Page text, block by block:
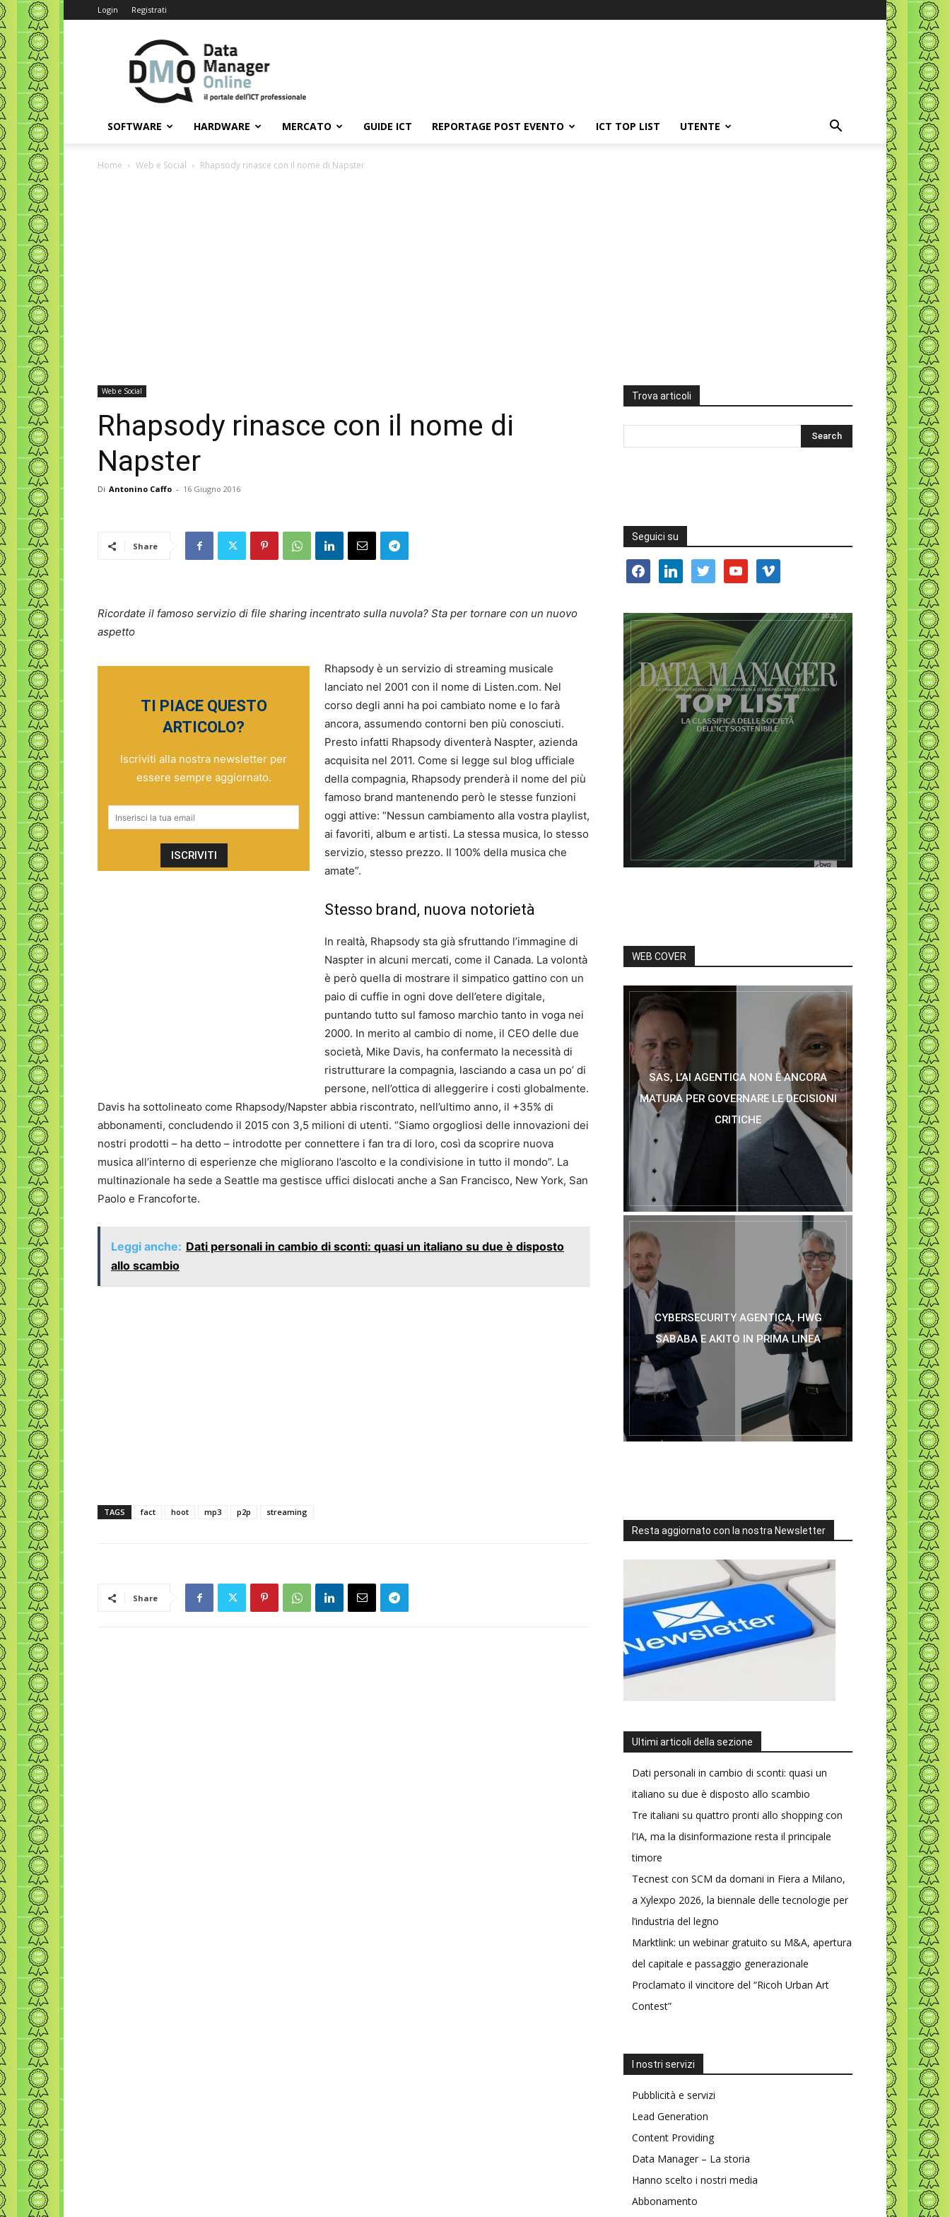
Login Registrati
Data
Manager
Online
SOFTWARE HARDWARE MERCATO GUIDE ICT REPORTAGE POST EVENTO ICT TOP LIST UTENTE
Home Web e Social Rhapsody rinasce con il nome di Napster
Web e Social
Rhapsody rinasce con il nome di
Napster
Di Antonino Caffo - 16 Giugno 2016
Share
Ricordate il famoso servizio di file sharing incentrato sulla nuvola? Sta per tornare con un nuovo
aspetto
TI PIACE QUESTO
ARTICOLO?
Iscriviti alla nostra newsletter per
essere sempre aggiornato.
Rhapsody è un servizio di streaming musicale
lanciato nel 2001 con il nome di Listen.com. Nel
corso degli anni ha poi cambiato nome e lo farà
ancora, assumendo contorni ben più conosciuti.
Presto infatti Rhapsody diventerà Naspter, azienda
acquisita nel 2011. Come si legge sul blog ufficiale
della compagnia, Rhapsody prenderà il nome del più
famoso brand mantenendo però le stesse funzioni
oggi attive: “Nessun cambiamento alla vostra playlist,
ai favoriti, album e artisti. La stessa musica, lo stesso
servizio, stesso prezzo. Il 100% della musica che
amate”.
Stesso brand, nuova notorietà
In realtà, Rhapsody sta già sfruttando l’immagine di
Naspter in alcuni mercati, come il Canada. La volontà
è però quella di mostrare il simpatico gattino con un
paio di cuffie in ogni dove dell’etere digitale,
puntando tutto sul famoso marchio tanto in voga nei
2000. In merito al cambio di nome, il CEO delle due
società, Mike Davis, ha confermato la necessità di
ristrutturare la compagnia, lasciando a casa un po’ di
persone, nell’ottica di alleggerire i costi globalmente.
Davis ha sottolineato come Rhapsody/Napster abbia riscontrato, nell’ultimo anno, il +35% di
abbonamenti, concludendo il 2015 con 3,5 milioni di utenti. “Siamo orgogliosi delle innovazioni dei
nostri prodotti – ha detto – introdotte per connettere i fan tra di loro, così da scoprire nuova
musica all’interno di esperienze che migliorano l’ascolto e la condivisione in tutto il mondo”. La
multinazionale ha sede a Seattle ma gestisce uffici dislocati anche a San Francisco, New York, San
Paolo e Francoforte.
Leggi anche: Dati personali in cambio di sconti: quasi un italiano su due è disposto
allo scambio
TAGS fact hoot mp3 p2p streaming
Share
Trova articoli
Seguici su
facebooklinkedin twitter youtube vimeo
WEB COVER
SAS, L’AI AGENTICA NON È ANCORA
MATURA PER GOVERNARE LE DECISIONI
CRITICHE
CYBERSECURITY AGENTICA, HWG
SABABA E AKITO IN PRIMA LINEA
Resta aggiornato con la nostra Newsletter
Ultimi articoli della sezione
Dati personali in cambio di sconti: quasi un
italiano su due è disposto allo scambio
Tre italiani su quattro pronti allo shopping con
l’IA, ma la disinformazione resta il principale
timore
Tecnest con SCM da domani in Fiera a Milano,
a Xylexpo 2026, la biennale delle tecnologie per
l’industria del legno
Marktlink: un webinar gratuito su M&A, apertura
del capitale e passaggio generazionale
Proclamato il vincitore del “Ricoh Urban Art
Contest”
I nostri servizi
Pubblicità e servizi
Lead Generation
Content Providing
Data Manager – La storia
Hanno scelto i nostri media
Abbonamento